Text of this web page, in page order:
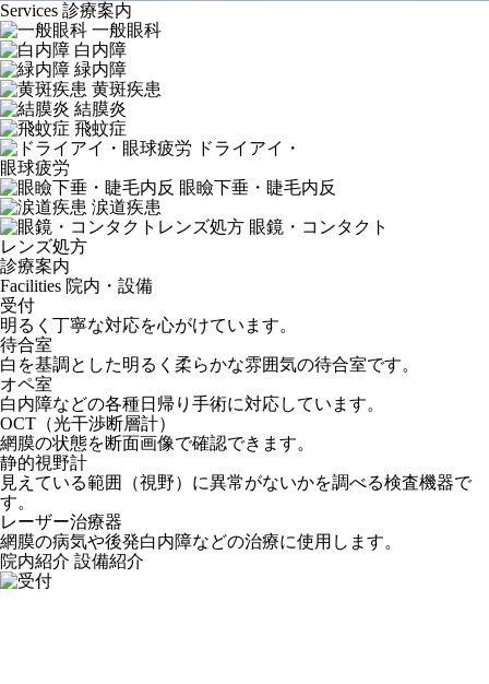
Services 診療案内
一般眼科
白内障
緑内障
黄斑疾患
結膜炎
飛蚊症
ドライアイ・
眼球疲労
眼瞼下垂・睫毛内反
涙道疾患
眼鏡・コンタクト
レンズ処方
診療案内
Facilities 院内・設備
受付
明るく丁寧な対応を心がけています。
待合室
白を基調とした明るく柔らかな雰囲気の待合室です。
オペ室
白内障などの各種日帰り手術に対応しています。
OCT（光干渉断層計）
網膜の状態を断面画像で確認できます。
静的視野計
見えている範囲（視野）に異常がないかを調べる検査機器で
す。
レーザー治療器
網膜の病気や後発白内障などの治療に使用します。
院内紹介 設備紹介